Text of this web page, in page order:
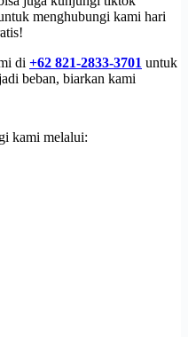
menghubungi kami hari
di +62 821-2833-3701 untuk
beban, biarkan kami
kami melalui: